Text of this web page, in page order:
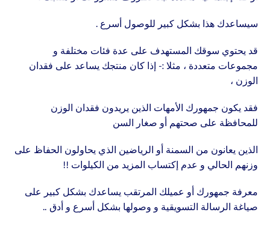
سيساعدك هذا بشكل كبير للوصول أسرع .
قد يحتوي سوقك المستهدف على عدة فئات مختلفة و
مجموعات متعددة ، مثلا :- إذا كان منتجك يساعد على فقدان
الوزن ،
فقد يكون جمهورك الأمهات الذين يريدون فقدان الوزن
للمحافظة على صحتهم أو صغار السن
الذين يعانون من السمنة أو الرياضين الذي يحاولون الحفاظ على
وزنهم الحالي و عدم إكتساب المزيد من الكيلوات !!
معرفة جمهورك أو عميلك المرتقب يساعدك بشكل كبير على
صياغة الرسالة التسويقية و وصولها بشكل أسرع و أدق ..